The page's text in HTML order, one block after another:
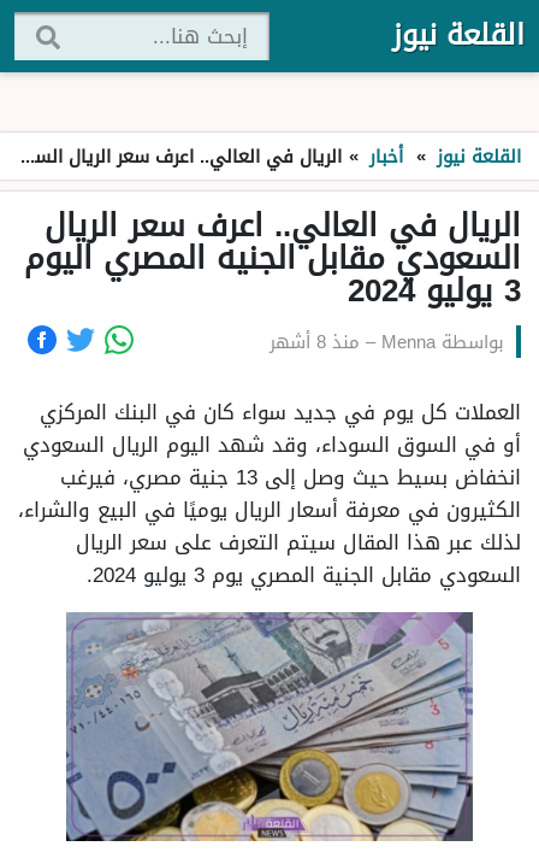
القلعة نيوز
القلعة نيوز » أخبار » الريال في العالي.. اعرف سعر الريال السعودي مقابل الجنيه المصري اليوم 3 يوليو 2024
الريال في العالي.. اعرف سعر الريال
السعودي مقابل الجنيه المصري اليوم
3 يوليو 2024
بواسطةMenna
– منذ 8 أشهر
العملات كل يوم في جديد سواء كان في البنك المركزي
أو في السوق السوداء، وقد شهد اليوم الريال السعودي
انخفاض بسيط حيث وصل إلى 13 جنية مصري، فيرغب
الكثيرون في معرفة أسعار الريال يوميًا في البيع والشراء،
لذلك عبر هذا المقال سيتم التعرف على سعر الريال
السعودي مقابل الجنية المصري يوم 3 يوليو 2024.